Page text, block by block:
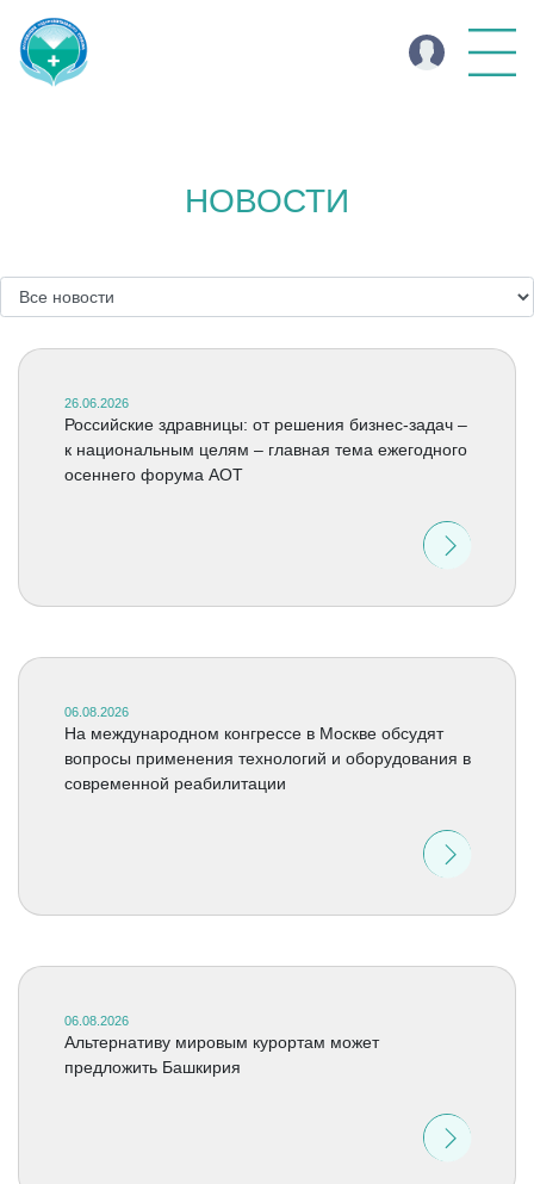
НОВОСТИ
26.06.2026
Российские здравницы: от решения бизнес-задач –
к национальным целям – главная тема ежегодного
осеннего форума АОТ
06.08.2026
На международном конгрессе в Москве обсудят
вопросы применения технологий и оборудования в
современной реабилитации
06.08.2026
Альтернативу мировым курортам может
предложить Башкирия